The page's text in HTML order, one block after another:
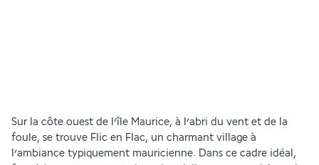
Sur la côte ouest de l’île Maurice, à l’abri du vent et de la
foule, se trouve Flic en Flac, un charmant village à
l’ambiance typiquement mauricienne. Dans ce cadre idéal,